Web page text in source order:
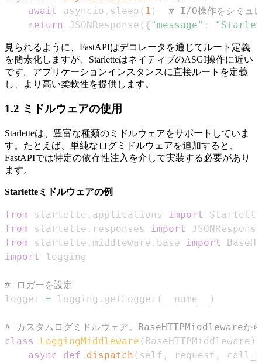
await
asyncio . sleep ( 1 )
# I/O操作をシミュレ
return
JSONResponse ( { "message" :
見られるように、FastAPIはデコレータを通じてルート定義
を簡素化しますが、StarletteはネイティブのASGI操作に近い
です。アプリケーションインスタンスに直接ルートを定義
し、より高い柔軟性を提供します。
1.2 ミドルウェアの使用
Starletteは、豊富な種類のミドルウェアをサポートしていま
す。たとえば、単純なログミドルウェアを追加すると、
FastAPIでは特定の依存性注入を介して実装する必要があり
ます。
Starletteミドルウェアの例
from starlette . applications import
from starlette . responses import
from starlette . middleware . base import
import
# ロガーを設定
logger = logging . getLogger ( __name__ )
# カスタムログミドルウェア。BaseHTTPMiddlewareか
class
LoggingMiddleware ( BaseHTTPMiddleware )
async
def dispatch ( self , request ,